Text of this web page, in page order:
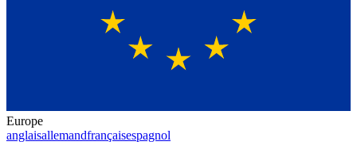
Europe
anglaisallemandfrançaisespagnol